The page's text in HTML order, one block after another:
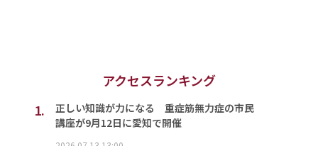
アクセスランキング
1.
正しい知識が力になる 重症筋無力症の市民
講座が9月12日に愛知で開催